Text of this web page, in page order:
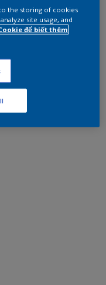
to the storing of cookies
site usage, and
để biết thêm